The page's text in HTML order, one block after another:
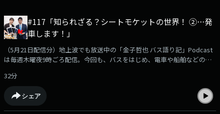
#117「知られざる？シートモケットの世界！ ②…発
車します！」
（5月21日配信分）地上波でも放送中の「金子哲也 バス語り記」Podcast
は毎週木曜夜9時ごろ配信。今回も、バスをはじめ、電車や船舶などのシ
ートモケットのデザインはいかにして生まれるのか、最新のシートモケッ
ト事情などたっぷりお話を伺っています。Podcast限定のおまけ企画「バ
ス停探検隊」もあります。podcast版のバス語り記もお楽しみください！
【出演】金子哲也（KBCラジオディレクター）龍啓介さん（SUMINOE株式
32分
シェア